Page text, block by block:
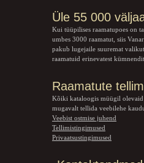
Üle 55 000
Kui tüüpilises raamatupoes on
umbes 3000 raamatut, siis
pakub lugejaile suuremat
raamatuid erinevatest
Raamatute
Kõiki kataloogis müügil olevaid
mugavalt tellida veebilehe
Veebist ostmise juhend
Tellimistingimused
Privaatsustingimused